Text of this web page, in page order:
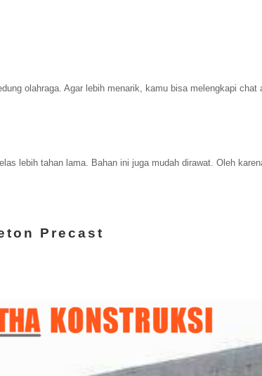
olahraga. Agar lebih menarik, kamu bisa melengkapi chat
lebih tahan lama. Bahan ini juga mudah dirawat. Oleh
Precast